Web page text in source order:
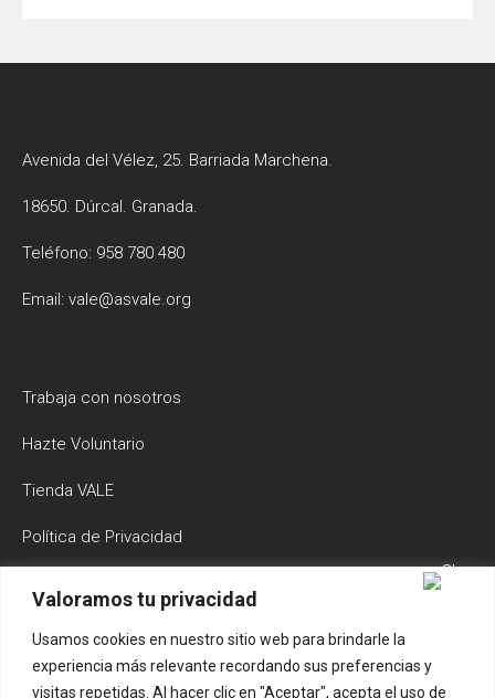
Valoramos tu privacidad
Usamos cookies en nuestro sitio web para brindarle la
experiencia más relevante recordando sus preferencias y
visitas repetidas. Al hacer clic en "Aceptar", acepta el uso de
Avenida del Vélez, 25. Barriada Marchena.
18650. Dúrcal. Granada.
Teléfono: 958 780 480
Email: vale@asvale.org
Trabaja con nosotros
Hazte Voluntario
Tienda VALE
Política de Privacidad
Aviso Legal y Condiciones de Uso
Buscador